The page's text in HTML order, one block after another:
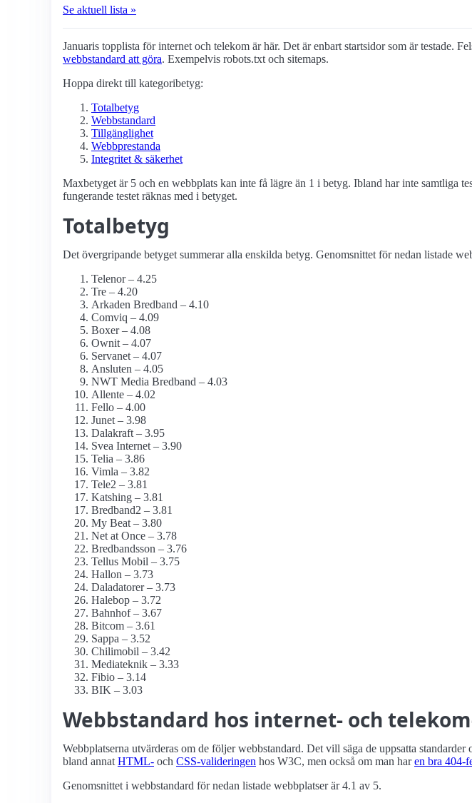
Se aktuell lista »
Januaris topplista för internet och telekom är här. Det är enbart startsidor som är testade.
webbstandard att göra. Exempelvis robots.txt och sitemaps.
Hoppa direkt till kategoribetyg:
Totalbetyg
Webbstandard
Tillgänglighet
Webbprestanda
Integritet & säkerhet
Maxbetyget är 5 och en webbplats kan inte få lägre än 1 i betyg. Ibland har inte samtliga
fungerande testet räknas med i betyget.
Totalbetyg
Det övergripande betyget summerar alla enskilda betyg. Genomsnittet för nedan listade
Telenor – 4.25
Tre – 4.20
Arkaden Bredband – 4.10
Comviq – 4.09
Boxer – 4.08
Ownit – 4.07
Servanet – 4.07
Ansluten – 4.05
NWT Media Bredband – 4.03
Allente – 4.02
Fello – 4.00
Junet – 3.98
Dalakraft – 3.95
Svea Internet – 3.90
Telia – 3.86
Vimla – 3.82
Tele2 – 3.81
Katshing – 3.81
Bredband2 – 3.81
My Beat – 3.80
Net at Once – 3.78
Bredbandsson – 3.76
Tellus Mobil – 3.75
Hallon – 3.73
Daladatorer – 3.73
Halebop – 3.72
Bahnhof – 3.67
Bitcom – 3.61
Sappa – 3.52
Chilimobil – 3.42
Mediateknik – 3.33
Fibio – 3.14
BIK – 3.03
Webbstandard hos internet- och
Webbplatserna utvärderas om de följer webbstandard. Det vill säga de uppsatta
bland annat HTML- och CSS-valideringen hos W3C, men också om man haren bra 404-
Genomsnittet i webbstandard för nedan listade webbplatser är 4.1 av 5.